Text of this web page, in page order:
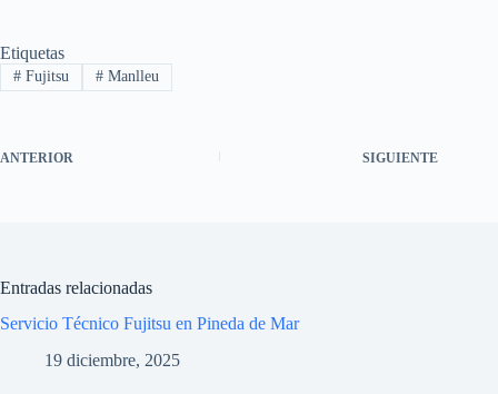
Etiquetas
#Fujitsu #Manlleu
ANTERIOR SIGUIENTE
Entradas relacionadas
Servicio Técnico Fujitsu en Pineda de Mar
19 diciembre, 2025